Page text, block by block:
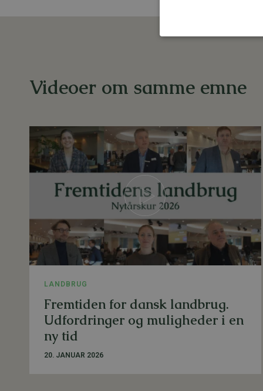
Videoer om samme emne
LANDBRUG
Fremtiden for dansk landbrug.
Udfordringer og muligheder i en
ny tid
20. JANUAR 2026